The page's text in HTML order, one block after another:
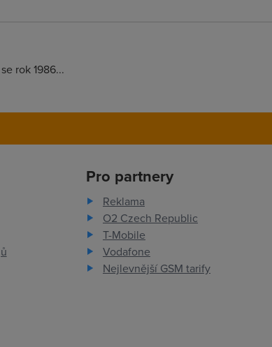
rok 1986...
Pro partnery
Reklama
O2 Czech Republic
T-Mobile
Vodafone
Nejlevnější GSM tarify